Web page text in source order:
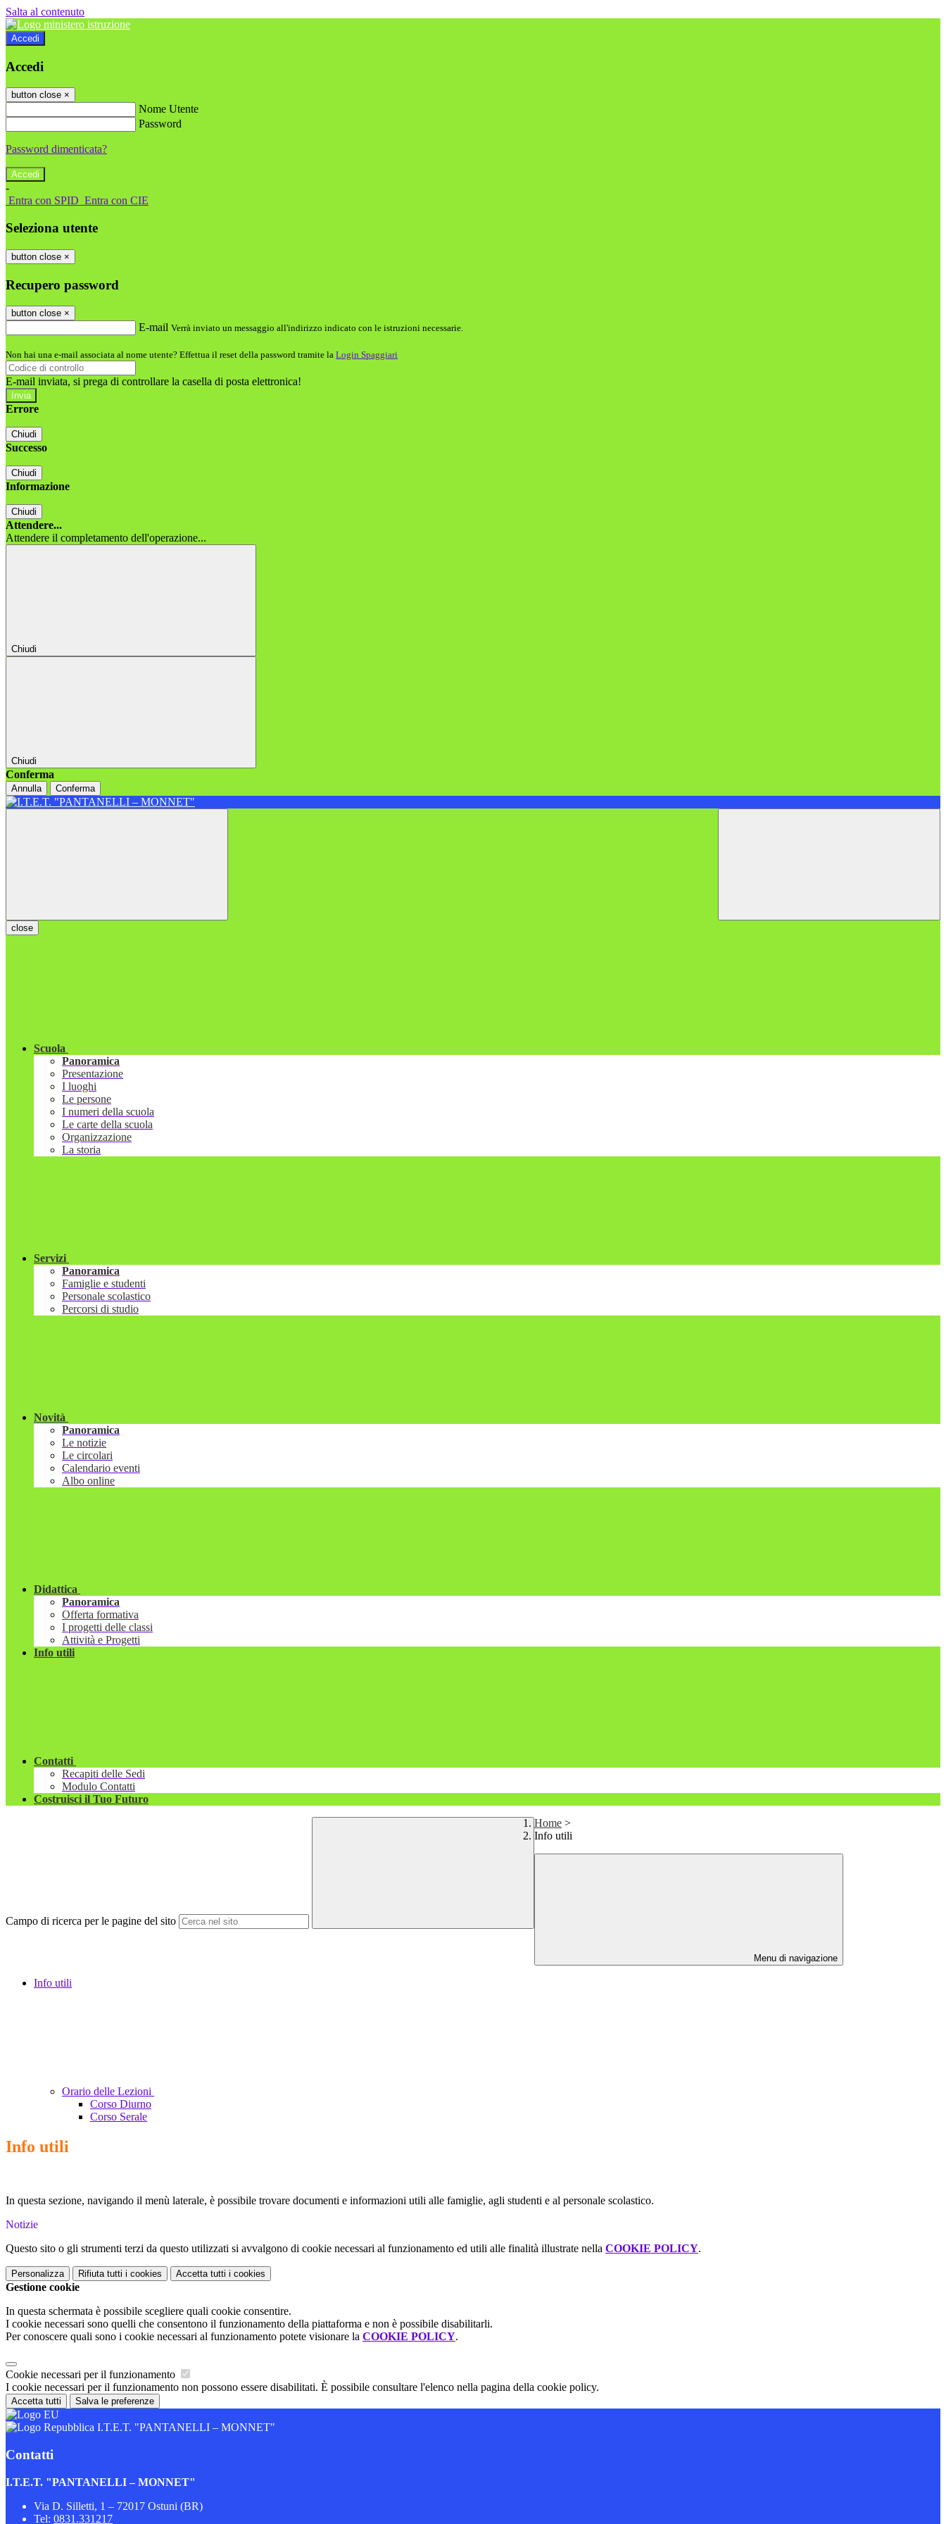
Salta al contenuto
Accedi
Accedi
button close ×
Nome Utente
Password
Password dimenticata?
-
Entra con SPID Entra con CIE
Seleziona utente
button close ×
Recupero password
button close ×
E-mail Verrà inviato un messaggio all'indirizzo indicato con le istruzioni necessarie.
Non hai una e-mail associata al nome utente? Effettua il reset della password tramite la Login Spaggiari
E-mail inviata, si prega di controllare la casella di posta elettronica!
Errore
Chiudi
Successo
Chiudi
Informazione
Chiudi
Attendere...
Attendere il completamento dell'operazione...
Chiudi
Chiudi
Conferma
Annulla Conferma
close
Scuola
Panoramica
Presentazione
I luoghi
Le persone
I numeri della scuola
Le carte della scuola
Organizzazione
La storia
Servizi
Panoramica
Famiglie e studenti
Personale scolastico
Percorsi di studio
Novità
Panoramica
Le notizie
Le circolari
Calendario eventi
Albo online
Didattica
Panoramica
Offerta formativa
I progetti delle classi
Attività e Progetti
Info utili
Contatti
Recapiti delle Sedi
Modulo Contatti
Costruisci il Tuo Futuro
Campo di ricerca per le pagine del sito
Home >
Info utili
Menu di navigazione
Info utili
Orario delle Lezioni
Corso Diurno
Corso Serale
Info utili
In questa sezione, navigando il menù laterale, è possibile trovare documenti e informazioni utili alle famiglie, agli studenti e al personale scolastico.
Notizie
Questo sito o gli strumenti terzi da questo utilizzati si avvalgono di cookie necessari al funzionamento ed utili alle finalità illustrate nella COOKIE POLICY.
Personalizza Rifiuta tutti i cookies Accetta tutti i cookies
Gestione cookie
In questa schermata è possibile scegliere quali cookie consentire.
I cookie necessari sono quelli che consentono il funzionamento della piattaforma e non è possibile disabilitarli.
Per conoscere quali sono i cookie necessari al funzionamento potete visionare la COOKIE POLICY.
Cookie necessari per il funzionamento
I cookie necessari per il funzionamento non possono essere disabilitati. È possibile consultare l'elenco nella pagina della cookie policy.
Accetta tutti Salva le preferenze
I.T.E.T. "PANTANELLI – MONNET"
Contatti
I.T.E.T. "PANTANELLI – MONNET"
Via D. Silletti, 1 – 72017 Ostuni (BR)
Tel: 0831.331217